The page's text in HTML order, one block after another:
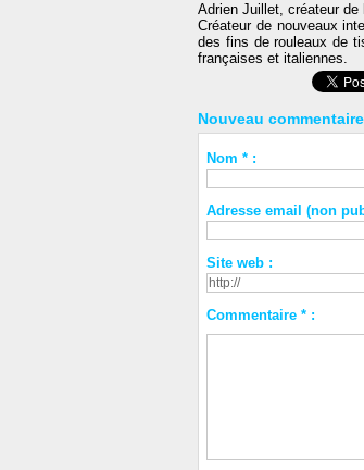
Adrien Juillet, créateur
Créateur de nouveaux
des fins de rouleaux de
françaises et italiennes.
Nouveau
Nom * :
Adresse email (non
Site web :
Commentaire * :